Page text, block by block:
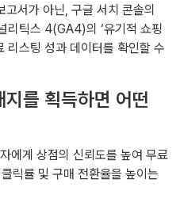
서가 아닌, 구글 서치 콘솔의
리틱스 4(GA4)의 ‘유기적 쇼핑
리스팅 성과 데이터를 확인할 수
지를 획득하면 어떤
에게 상점의 신뢰도를 높여 무료
릭률 및 구매 전환율을 높이는